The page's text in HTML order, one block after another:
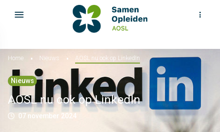
Home Nieuws AOSL nu ook op LinkedIn
Nieuws
AOSL nu ook op LinkedIn
07 november 2024